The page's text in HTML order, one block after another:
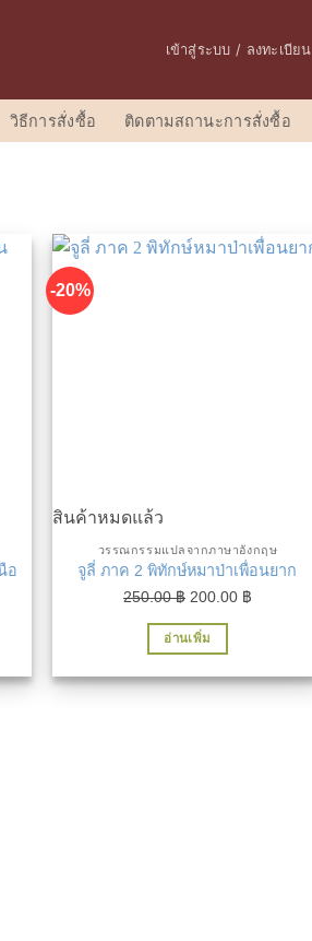
เข้าสู่ระบบ / ลงทะเบียน
วิธีการสั่งซื้อ ติดตามสถานะการสั่งซื้อ
อ
-20%
สินค้าหมดแล้ว
วรรณกรรมแปลจากภาษาอังกฤษ
จูลี่ ภาค 2 พิทักษ์หมาป่าเพื่อนยาก
250.00฿ Original
price
was:
200.00 ฿Current
อ่านเพิ่ม